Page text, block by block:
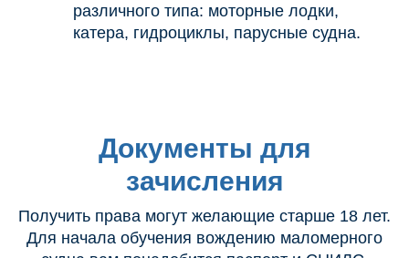
различного типа: моторные лодки,
катера, гидроциклы, парусные судна.
Документы для
зачисления
Получить права могут желающие старше 18 лет.
Для начала обучения вождению маломерного